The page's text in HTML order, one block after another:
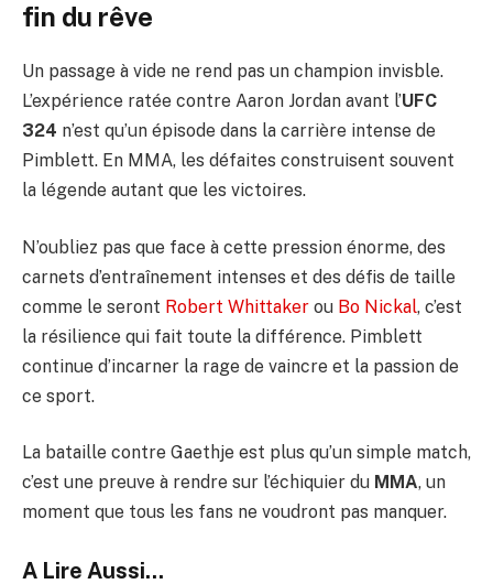
fin du rêve
Un passage à vide ne rend pas un champion invisble.
L’expérience ratée contre Aaron Jordan avant l’UFC
324 n’est qu’un épisode dans la carrière intense de
Pimblett. En MMA, les défaites construisent souvent
la légende autant que les victoires.
N’oubliez pas que face à cette pression énorme, des
carnets d’entraînement intenses et des défis de taille
comme le seront Robert Whittaker ou Bo Nickal, c’est
la résilience qui fait toute la différence. Pimblett
continue d’incarner la rage de vaincre et la passion de
ce sport.
La bataille contre Gaethje est plus qu’un simple match,
c’est une preuve à rendre sur l’échiquier du MMA, un
moment que tous les fans ne voudront pas manquer.
A Lire Aussi...